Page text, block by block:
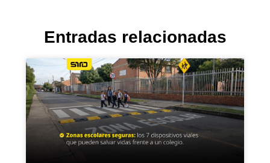
Entradas relacionadas